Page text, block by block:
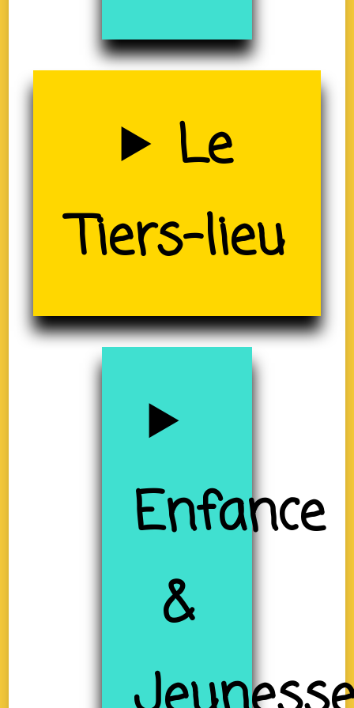
Uzerche
(19)
Le
Tiers-lieu
Enfance
&